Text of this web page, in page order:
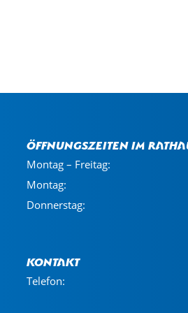
Öffnungszeiten im
Montag – Freitag:
Montag:
Donnerstag:
Kontakt
Telefon: